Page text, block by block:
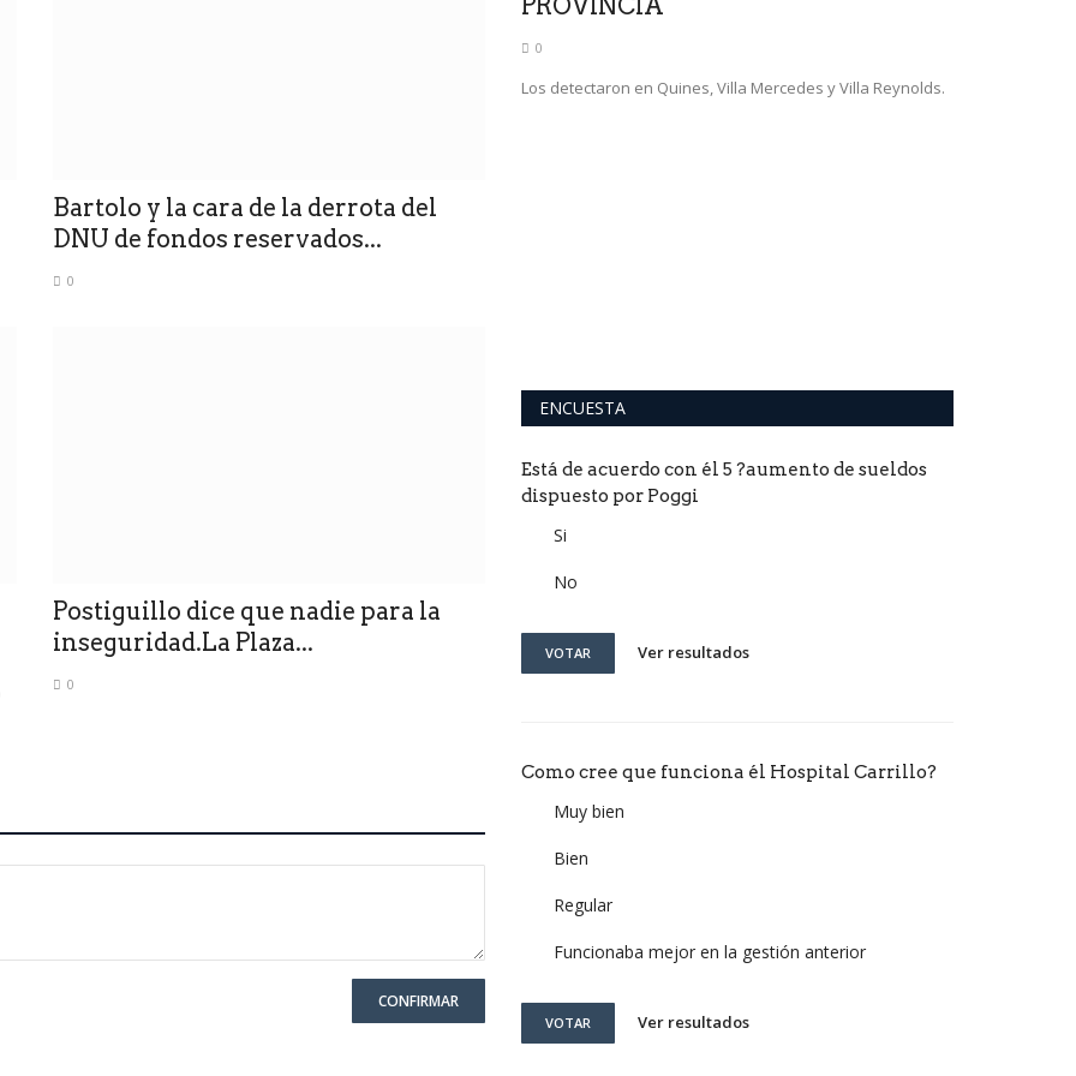
Bartolo y la cara de la derrota del
DNU de fondos reservados...
0
Postiguillo dice que nadie para la
inseguridad.La Plaza...
0
CONFIRMAR
PROVINCIA
0
Los detectaron en Quines, Villa Mercedes y Villa Reynolds.
ENCUESTA
Está de acuerdo con él 5 ?aumento de sueldos
dispuesto por Poggi
Si
No
VOTAR Ver resultados
Como cree que funciona él Hospital Carrillo?
Muy bien
Bien
Regular
Funcionaba mejor en la gestión anterior
VOTAR Ver resultados